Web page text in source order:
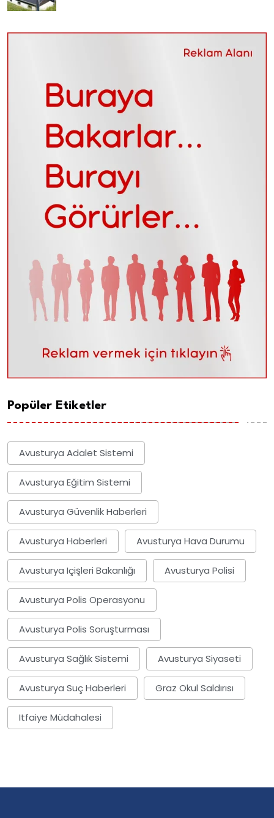
Popüler Etiketler
Avusturya Adalet Sistemi
Avusturya Eğitim Sistemi
Avusturya Güvenlik Haberleri
Avusturya Haberleri Avusturya Hava Durumu
Avusturya Içişleri Bakanlığı Avusturya Polisi
Avusturya Polis Operasyonu
Avusturya Polis Soruşturması
Avusturya Sağlık Sistemi Avusturya Siyaseti
Avusturya Suç Haberleri Graz Okul Saldırısı
Itfaiye Müdahalesi